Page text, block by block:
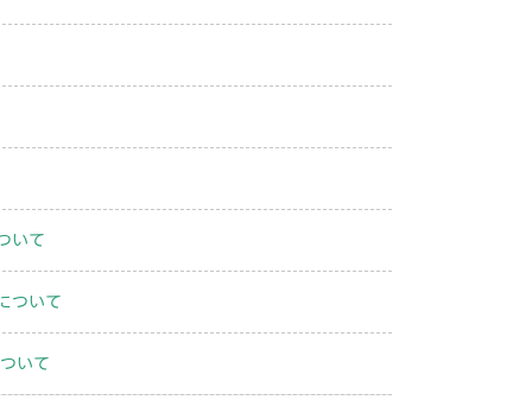
いて
ついて
いて